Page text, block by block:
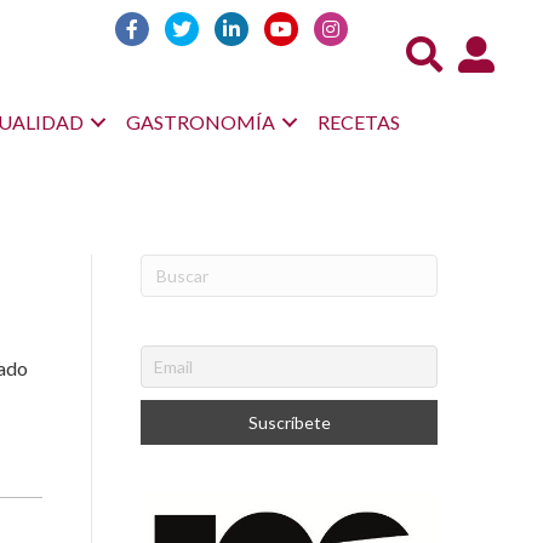
Acceso
GASTRONOMÍA RECETAS